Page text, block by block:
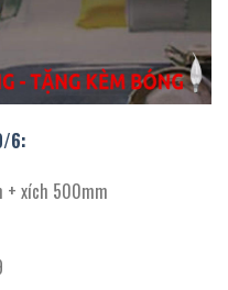
6:
+ xích 500mm